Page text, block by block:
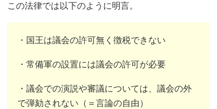
この法律では以下のように明言。
・国王は議会の許可無く徴税できない
・常備軍の設置には議会の許可が必要
・議会での演説や審議については、議会の外
で弾劾されない（＝言論の自由）